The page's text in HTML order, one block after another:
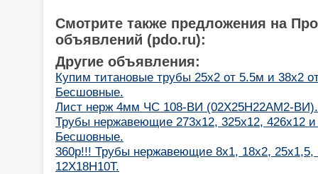
Смотрите также предложения на
объявлений (pdo.ru):
Другие объявления:
Купим титановые трубы 25х2 от 5.5м и 38х2
Бесшовные.
Лист нерж 4мм ЧС 108-ВИ (02Х25Н22АМ2-ВИ).
Трубы нержавеющие 273х12, 325х12, 426х12 и
Бесшовные.
360р!!! Трубы нержавеющие 8х1, 18х2, 25х1,5,
12Х18Н10Т.